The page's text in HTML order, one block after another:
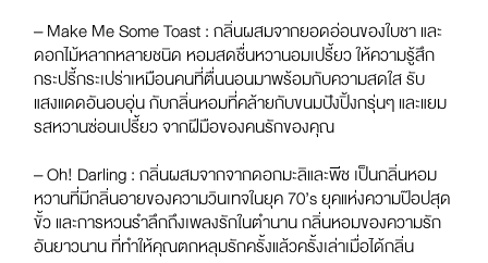
– Make Me Some Toast :กลิ่นผสมจากยอดอ่อนของใบชา และ
ดอกไม้หลากหลายชนิด หอมสดชื่นหวานอมเปรี้ยว ให้ความรู้สึก
กระปรี้กระเปร่าเหมือนคนที่ตื่นนอนมาพร้อมกับความสดใส รับ
แสงแดดอันอบอุ่น กับกลิ่นหอมที่คล้ายกับขนมปังปิ้งกรุ่นๆ และแยม
รสหวานซ่อนเปรี้ยว จากฝีมือของคนรักของคุณ
– Oh! Darling :กลิ่นผสมจากจากดอกมะลิและพีช เป็นกลิ่นหอม
หวานที่มีกลิ่นอายของความวินเทจในยุค70’sยุคแห่งความป๊อปสุด
ขั้ว และการหวนรำลึกถึงเพลงรักในตำนาน กลิ่นหอมของความรัก
อันยาวนาน ที่ทำให้คุณตกหลุมรักครั้งแล้วครั้งเล่าเมื่อได้กลิ่น